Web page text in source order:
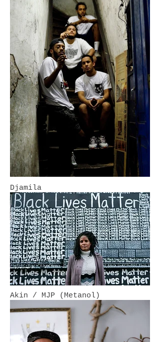
Djamila
Akin / MJP (Metanol)